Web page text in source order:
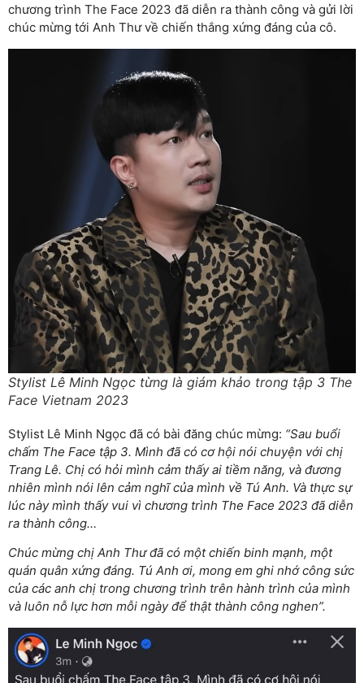
chương trình The Face 2023 đã diễn ra thành công và gửi lời
chúc mừng tới Anh Thư về chiến thắng xứng đáng của cô.
Stylist Lê Minh Ngọc từng là giám khảo trong tập 3 The
Face Vietnam 2023
Stylist Lê Minh Ngọc đã có bài đăng chúc mừng: “Sau buổi
chấm The Face tập 3. Mình đã có cơ hội nói chuyện với chị
Trang Lê. Chị có hỏi mình cảm thấy ai tiềm năng, và đương
nhiên mình nói lên cảm nghĩ của mình về Tú Anh. Và thực sự
lúc này mình thấy vui vì chương trình The Face 2023 đã diễn
ra thành công…
Chúc mừng chị Anh Thư đã có một chiến binh mạnh, một
quán quân xứng đáng. Tú Anh ơi, mong em ghi nhớ công sức
của các anh chị trong chương trình trên hành trình của mình
và luôn nỗ lực hơn mỗi ngày để thật thành công nghen”.